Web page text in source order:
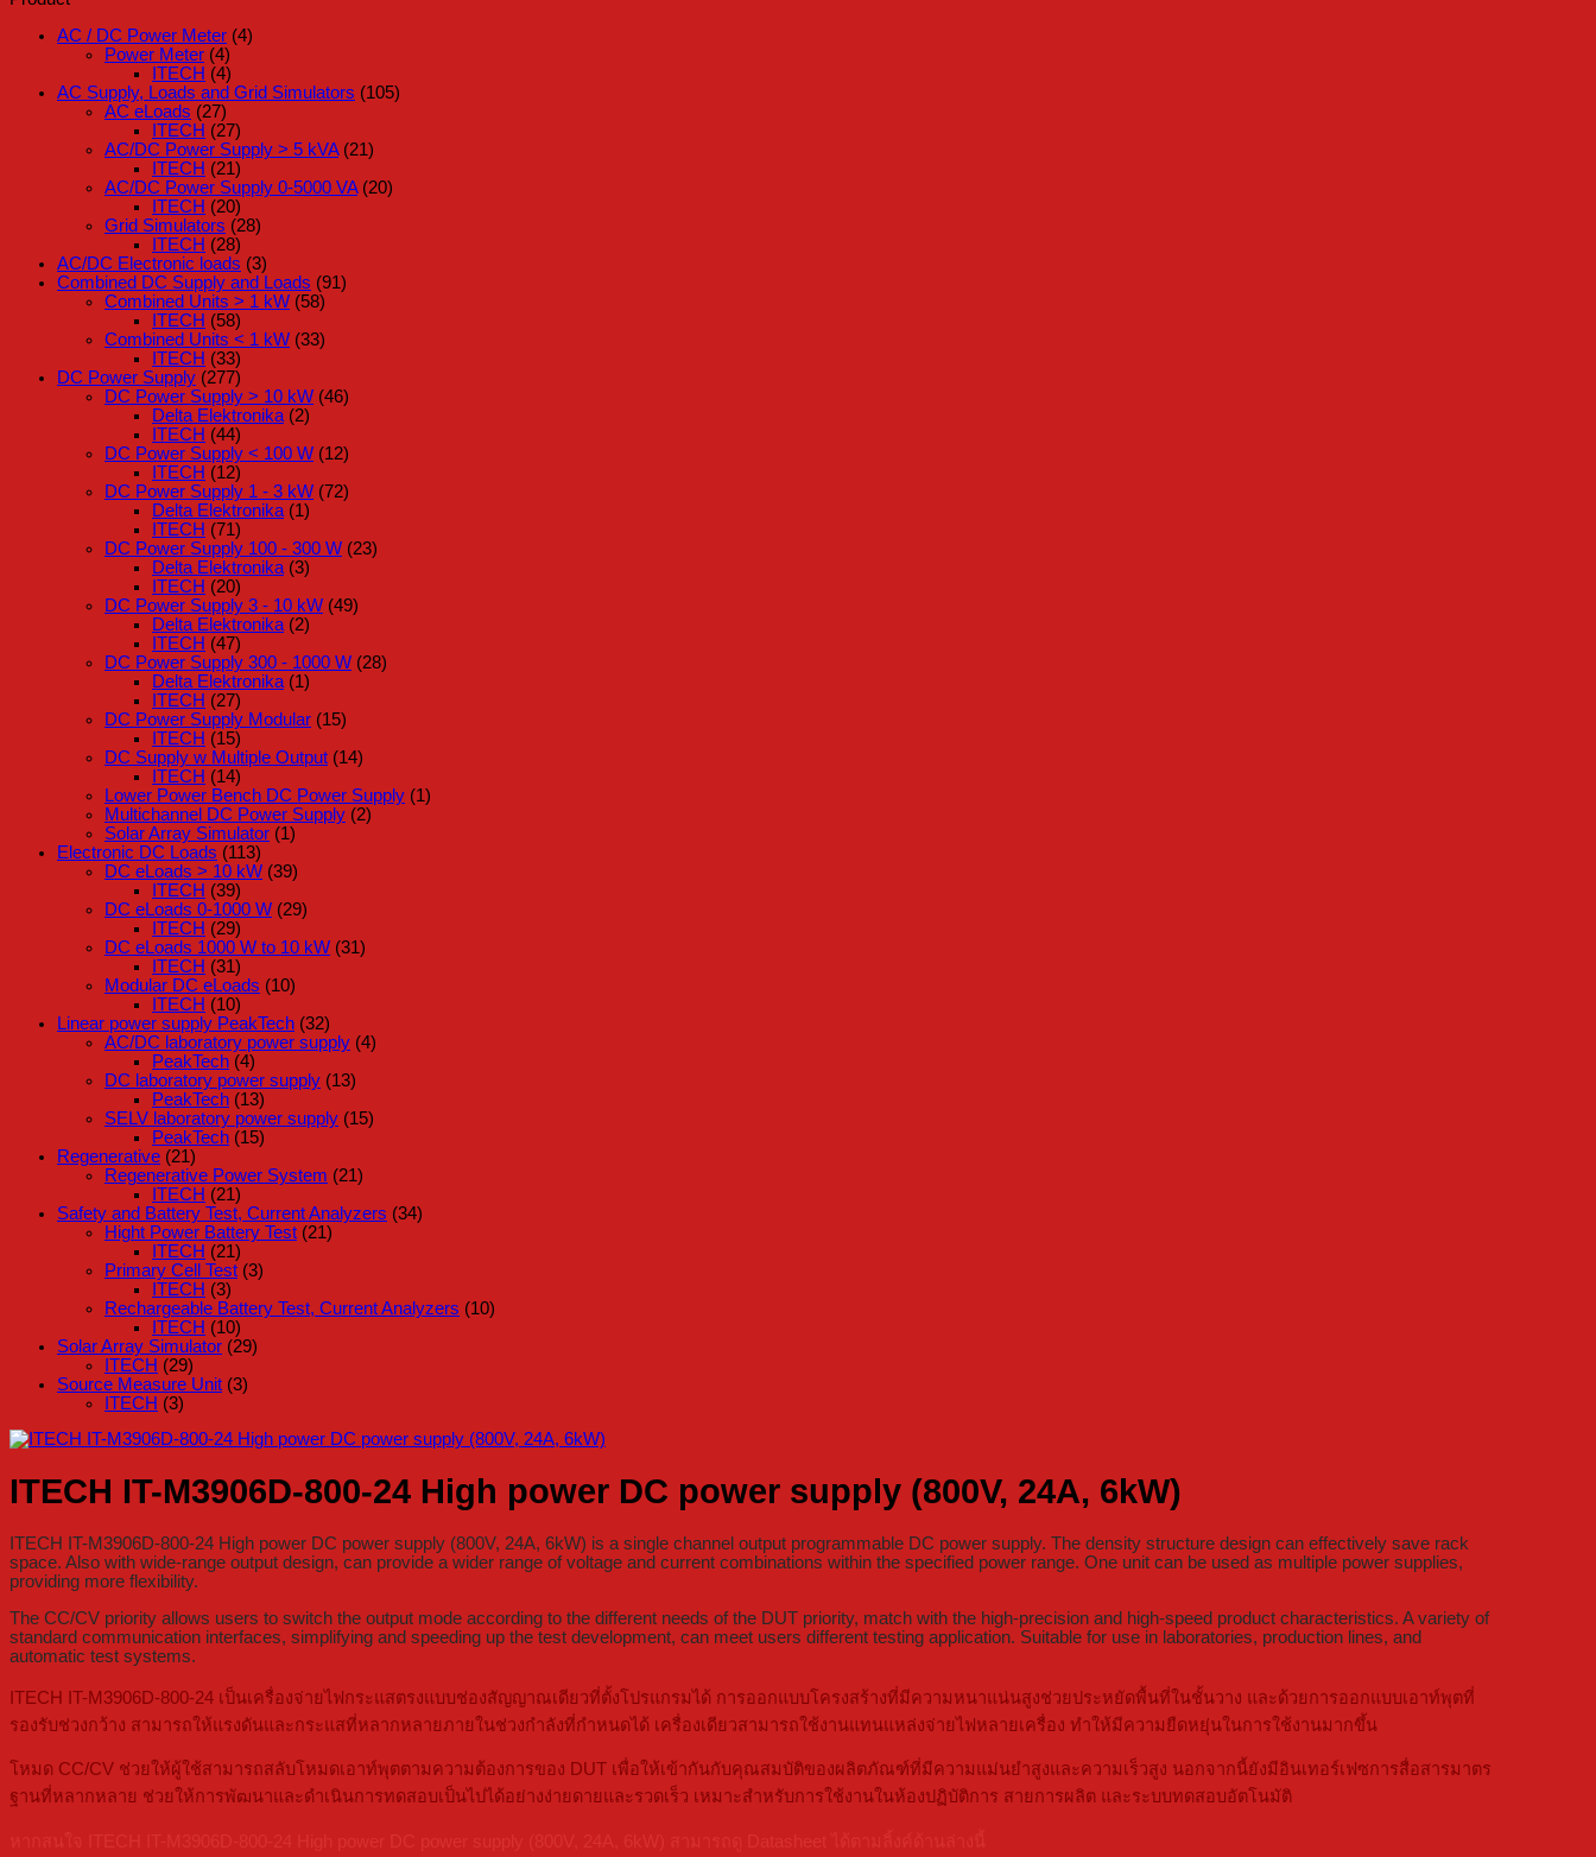
AC / DC Power Meter (4)
Power Meter (4)
ITECH (4)
AC Supply, Loads and Grid Simulators (105)
AC eLoads (27)
ITECH (27)
AC/DC Power Supply > 5 kVA (21)
ITECH (21)
AC/DC Power Supply 0-5000 VA (20)
ITECH (20)
Grid Simulators (28)
ITECH (28)
AC/DC Electronic loads (3)
Combined DC Supply and Loads (91)
Combined Units > 1 kW (58)
ITECH (58)
Combined Units < 1 kW (33)
ITECH (33)
DC Power Supply (277)
DC Power Supply > 10 kW (46)
Delta Elektronika (2)
ITECH (44)
DC Power Supply < 100 W (12)
ITECH (12)
DC Power Supply 1 - 3 kW (72)
Delta Elektronika (1)
ITECH (71)
DC Power Supply 100 - 300 W (23)
Delta Elektronika (3)
ITECH (20)
DC Power Supply 3 - 10 kW (49)
Delta Elektronika (2)
ITECH (47)
DC Power Supply 300 - 1000 W (28)
Delta Elektronika (1)
ITECH (27)
DC Power Supply Modular (15)
ITECH (15)
DC Supply w Multiple Output (14)
ITECH (14)
Lower Power Bench DC Power Supply (1)
Multichannel DC Power Supply (2)
Solar Array Simulator (1)
Electronic DC Loads (113)
DC eLoads > 10 kW (39)
ITECH (39)
DC eLoads 0-1000 W (29)
ITECH (29)
DC eLoads 1000 W to 10 kW (31)
ITECH (31)
Modular DC eLoads (10)
ITECH (10)
Linear power supply PeakTech (32)
AC/DC laboratory power supply (4)
PeakTech (4)
DC laboratory power supply (13)
PeakTech (13)
SELV laboratory power supply (15)
PeakTech (15)
Regenerative (21)
Regenerative Power System (21)
ITECH (21)
Safety and Battery Test, Current Analyzers (34)
Hight Power Battery Test (21)
ITECH (21)
Primary Cell Test (3)
ITECH (3)
Rechargeable Battery Test, Current Analyzers (10)
ITECH (10)
Solar Array Simulator (29)
ITECH (29)
Source Measure Unit (3)
ITECH (3)
ITECH IT-M3906D-800-24 High power DC power supply (800V, 24A, 6kW)
ITECH IT-M3906D-800-24 High power DC power supply (800V, 24A, 6kW) is a single channel output programmable DC power supply. The density structure design can effectively save rack
space. Also with wide-range output design, can provide a wider range of voltage and current combinations within the specified power range. One unit can be used as multiple power supplies,
providing more flexibility.
The CC/CV priority allows users to switch the output mode according to the different needs of the DUT priority, match with the high-precision and high-speed product characteristics. A variety of
standard communication interfaces, simplifying and speeding up the test development, can meet users different testing application. Suitable for use in laboratories, production lines, and
automatic test systems.
ITECH IT-M3906D-800-24 เป็นเครื่องจ่ายไฟกระแสตรงแบบช่องสัญญาณเดียวที่ตั้งโปรแกรมได้ การออกแบบโครงสร้างที่มีความหนาแน่นสูงช่วยประหยัดพื้นที่ในชั้นวาง และด้วยการออกแบบเอาท์พุตที่
รองรับช่วงกว้าง สามารถให้แรงดันและกระแสที่หลากหลายภายในช่วงกำลังที่กำหนดได้ เครื่องเดียวสามารถใช้งานแทนแหล่งจ่ายไฟหลายเครื่อง ทำให้มีความยืดหยุ่นในการใช้งานมากขึ้น
โหมด CC/CV ช่วยให้ผู้ใช้สามารถสลับโหมดเอาท์พุตตามความต้องการของ DUT เพื่อให้เข้ากันกับคุณสมบัติของผลิตภัณฑ์ที่มีความแม่นยำสูงและความเร็วสูง นอกจากนี้ยังมีอินเทอร์เฟซการสื่อสารมาตร
ฐานที่หลากหลาย ช่วยให้การพัฒนาและดำเนินการทดสอบเป็นไปได้อย่างง่ายดายและรวดเร็ว เหมาะสำหรับการใช้งานในห้องปฏิบัติการ สายการผลิต และระบบทดสอบอัตโนมัติ